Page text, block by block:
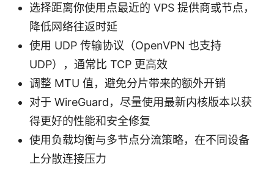
选择距离你使用点最近的 VPS 提供商或节点，
降低网络往返时延
使用 UDP 传输协议（OpenVPN 也支持
UDP），通常比 TCP 更高效
调整 MTU 值，避免分片带来的额外开销
对于 WireGuard，尽量使用最新内核版本以获
得更好的性能和安全修复
使用负载均衡与多节点分流策略，在不同设备
上分散连接压力